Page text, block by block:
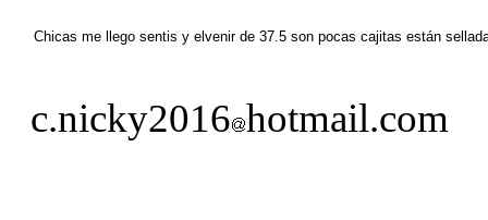
Chicas me llego sentis y elvenir de 37.5 son pocas cajitas están
c.nicky2016 hotmail.com